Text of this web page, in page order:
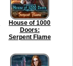
House of 1000
Doors:
Serpent Flame